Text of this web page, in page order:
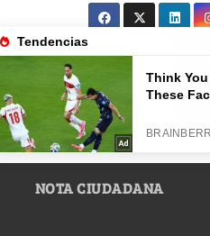
NOTA CIUDADANA